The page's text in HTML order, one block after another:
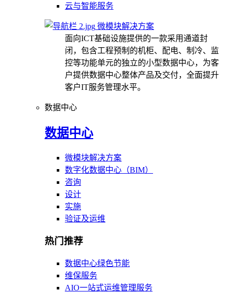
云与智能服务
微模块解决方案
面向ICT基础设施提供的一款采用通道封
闭，包含工程预制的机柜、配电、制冷、监
控等功能单元的独立的小型数据中心，为客
户提供数据中心整体产品及交付，全面提升
客户IT服务管理水平。
数据中心
数据中心
微模块解决方案
数字化数据中心（BIM）
咨询
设计
实施
验证及运维
热门推荐
数据中心绿色节能
维保服务
AIO一站式运维管理服务